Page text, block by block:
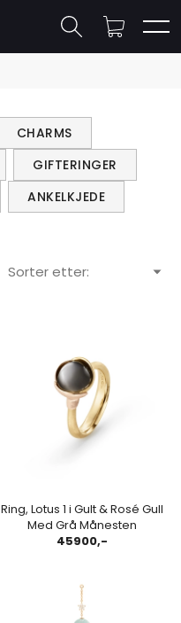
CHARMS
GIFTERINGER
ANKELKJEDE
Sorter etter:
Ring, Lotus 1 i Gult & Rosé Gull
Med Grå Månesten
45900,-